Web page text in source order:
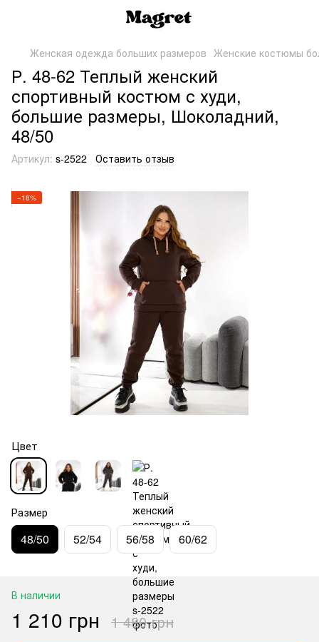
Женская одежда больших размеров Женские костюмы
Р. 48-62 Теплый женский
спортивный костюм с худи,
большие размеры, Шоколадний,
48/50
Артикул: s-2522 Оставить отзыв
−18%
Цвет
Размер
48/50 52/54 56/58 60/62
В наличии
1 210 грн 1 480 грн